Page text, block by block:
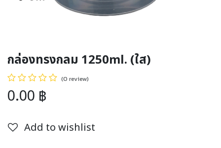
กล่องทรงกลม 1250ml. (ใส)
(0 review)
0.00 ฿
Add to wishlist